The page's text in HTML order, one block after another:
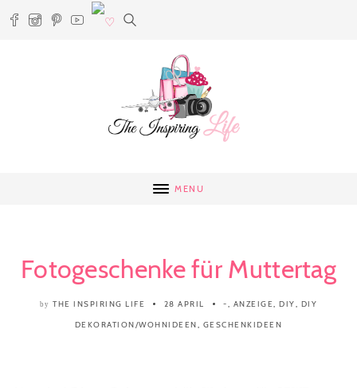
MENU
Fotogeschenke für Muttertag
by THE INSPIRING LIFE 28 APRIL -, ANZEIGE,DIY, DIY
DEKORATION/WOHNIDEEN, GESCHENKIDEEN